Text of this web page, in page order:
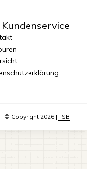
Kundenservice
© Copyright 2026 | TSB